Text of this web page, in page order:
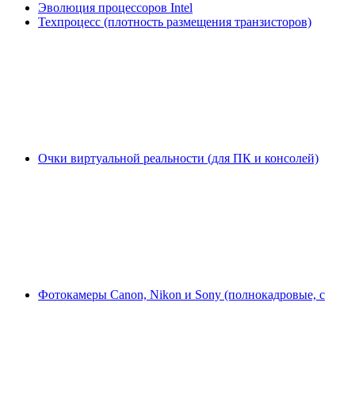
Эволюция процессоров Intel
Техпроцесс (плотность размещения транзисторов)
Очки виртуальной реальности (для ПК и консолей)
Фотокамеры Canon, Nikon и Sony (полнокадровые, с